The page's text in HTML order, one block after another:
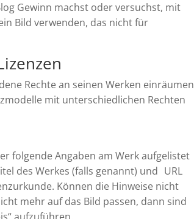
Gewinn machst oder versuchst, mit
Bild verwenden, das nicht für
Rechte an seinen Werken einräumen
mit unterschiedlichen Rechten
folgende Angaben am Werk aufgelistet
des Werkes (falls genannt) und URL
Können die Hinweise nicht
mehr auf das Bild passen, dann sind